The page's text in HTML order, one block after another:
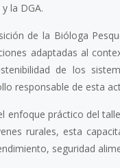
la DGA.
de la Bióloga
adaptadas al
de los
responsable de esta
enfoque práctico del
rurales, esta
seguridad